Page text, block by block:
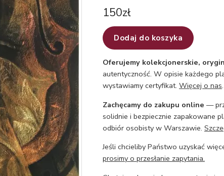
150zł
Dodaj do koszyka
Oferujemy kolekcjonerskie,
autentyczność. W opisie każdego
wystawiamy certyfikat. Więcej o nas.
Zachęcamy do zakupu online —
solidnie i bezpiecznie zapakowane
odbiór osobisty w Warszawie.
Jeśli chcieliby Państwo uzyskać
prosimy o przesłanie zapytania.